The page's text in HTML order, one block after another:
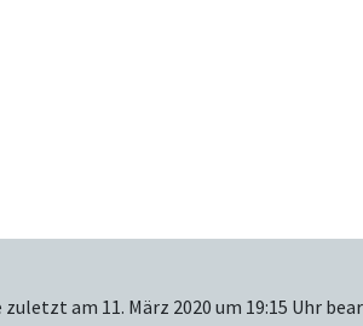
zuletzt am 11. März 2020 um 19:15 Uhr